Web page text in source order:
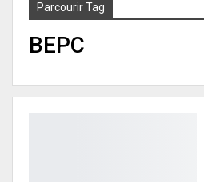
Parcourir Tag
BEPC